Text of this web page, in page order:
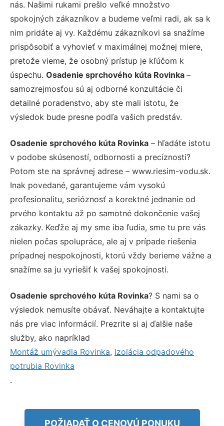
nás. Našimi rukami prešlo veľké množstvo
spokojných zákazníkov a budeme veľmi radi, ak sa k
nim pridáte aj vy. Každému zákazníkovi sa snažíme
prispôsobiť a vyhovieť v maximálnej možnej miere,
pretože vieme, že osobný prístup je kľúčom k
úspechu. Osadenie sprchového kúta Rovinka –
samozrejmosťou sú aj odborné konzultácie či
detailné poradenstvo, aby ste mali istotu, že
výsledok bude presne podľa vašich predstáv.
Osadenie sprchového kúta Rovinka – hľadáte istotu
v podobe skúseností, odbornosti a precíznosti?
Potom ste na správnej adrese – www.riesim-vodu.sk.
Inak povedané, garantujeme vám vysokú
profesionalitu, serióznosť a korektné jednanie od
prvého kontaktu až po samotné dokončenie vašej
zákazky. Keďže aj my sme iba ľudia, sme tu pre vás
nielen počas spolupráce, ale aj v prípade riešenia
prípadnej nespokojnosti, ktorú vždy berieme vážne a
snažíme sa ju vyriešiť k vašej spokojnosti.
Osadenie sprchového kúta Rovinka? S nami sa o
výsledok nemusíte obávať. Neváhajte a kontaktujte
nás pre viac informácií. Prezrite si aj ďalšie naše
služby, ako napríklad
Montáž umývadla Rovinka, Izolácia odpadového
potrubia Rovinka
.
POŽIADAŤ O CENOVÚ PONUKU